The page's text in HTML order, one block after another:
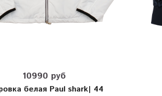
10990 руб
белая Paul shark| 44